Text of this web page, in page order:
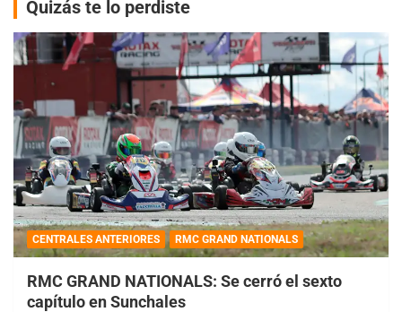
Quizás te lo perdiste
CENTRALES ANTERIORES RMC GRAND NATIONALS
RMC GRAND NATIONALS: Se cerró el sexto
capítulo en Sunchales